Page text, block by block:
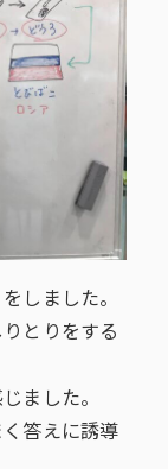
しました。
とりをする
ました。
答えに誘導